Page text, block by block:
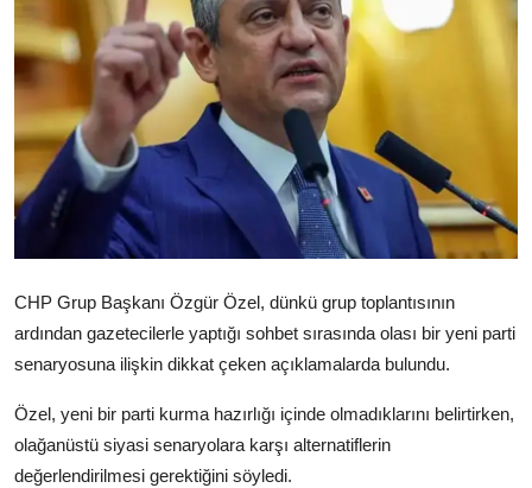
Yazarlar
Arşiv
İletişim
Türkçe Kurdi
CHP Grup Başkanı Özgür Özel, dünkü grup toplantısının
ardından gazetecilerle yaptığı sohbet sırasında olası bir yeni parti
senaryosuna ilişkin dikkat çeken açıklamalarda bulundu.
Özel, yeni bir parti kurma hazırlığı içinde olmadıklarını belirtirken,
olağanüstü siyasi senaryolara karşı alternatiflerin
değerlendirilmesi gerektiğini söyledi.